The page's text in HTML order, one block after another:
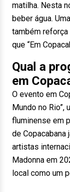
matilha. Nesta
beber água.
também
que “Em
Qual a
em
O evento em
Mundo no Rio”,
fluminense em
de
artistas
Madonna em
local como um